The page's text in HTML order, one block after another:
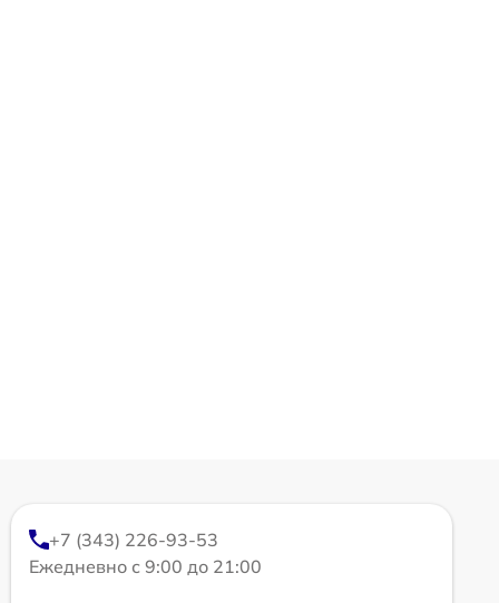
+7 (343) 226-93-53
Ежедневно с 9:00 до 21:00